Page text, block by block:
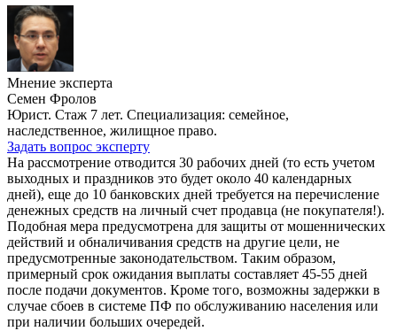
Мнение эксперта
Семен Фролов
Юрист. Стаж 7 лет. Специализация: семейное,
наследственное, жилищное право.
Задать вопрос эксперту
На рассмотрение отводится 30 рабочих дней (то есть учетом
выходных и праздников это будет около 40 календарных
дней), еще до 10 банковских дней требуется на перечисление
денежных средств на личный счет продавца (не покупателя!).
Подобная мера предусмотрена для защиты от мошеннических
действий и обналичивания средств на другие цели, не
предусмотренные законодательством. Таким образом,
примерный срок ожидания выплаты составляет 45-55 дней
после подачи документов. Кроме того, возможны задержки в
случае сбоев в системе ПФ по обслуживанию населения или
при наличии больших очередей.